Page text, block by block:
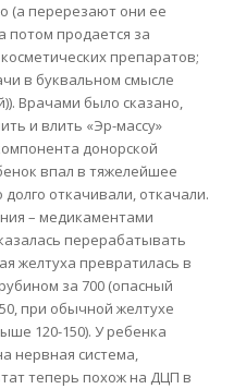
(а перерезают они ее
потом продается за
препаратов;
в буквальном смысле
Врачами было сказано,
и влить «Эр-массу»
донорской
впал в тяжелейшее
долго откачивали, откачали.
– медикаментами
перерабатывать
желтуха превратилась в
за 700 (опасный
при обычной желтухе
120-150). У ребенка
нервная система,
теперь похож на ДЦП в